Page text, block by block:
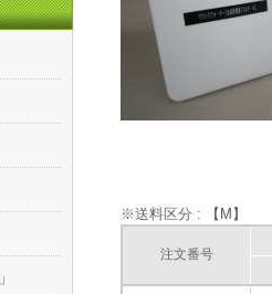
※送料区分 : 【M】
注文番号